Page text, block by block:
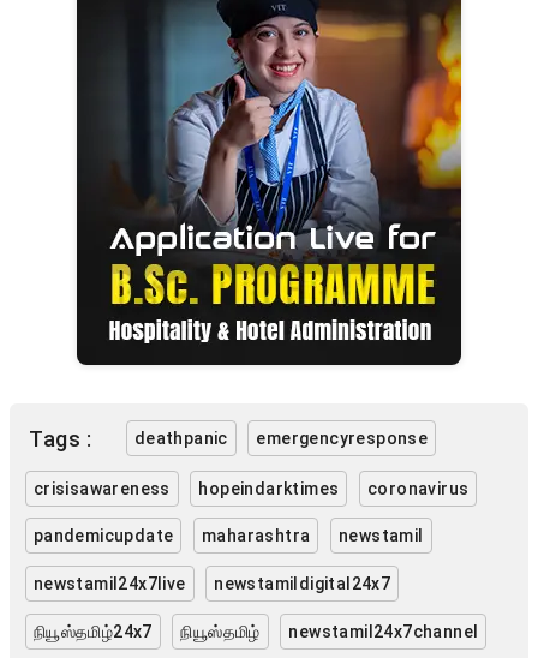
Tags : deathpanic emergencyresponse
crisisawareness hopeindarktimes coronavirus
pandemicupdate maharashtra newstamil
newstamil24x7live newstamildigital24x7
நியூஸ்தமிழ்24x7 நியூஸ்தமிழ் newstamil24x7channel